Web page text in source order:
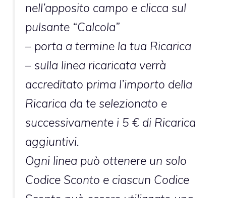
nell’apposito campo e clicca sul
pulsante “Calcola”
– porta a termine la tua Ricarica
– sulla linea ricaricata verrà
accreditato prima l’importo della
Ricarica da te selezionato e
successivamente i 5 € di Ricarica
aggiuntivi.
Ogni linea può ottenere un solo
Codice Sconto e ciascun Codice